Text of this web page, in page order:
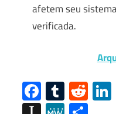
afetem seu
verificada.
Facebook